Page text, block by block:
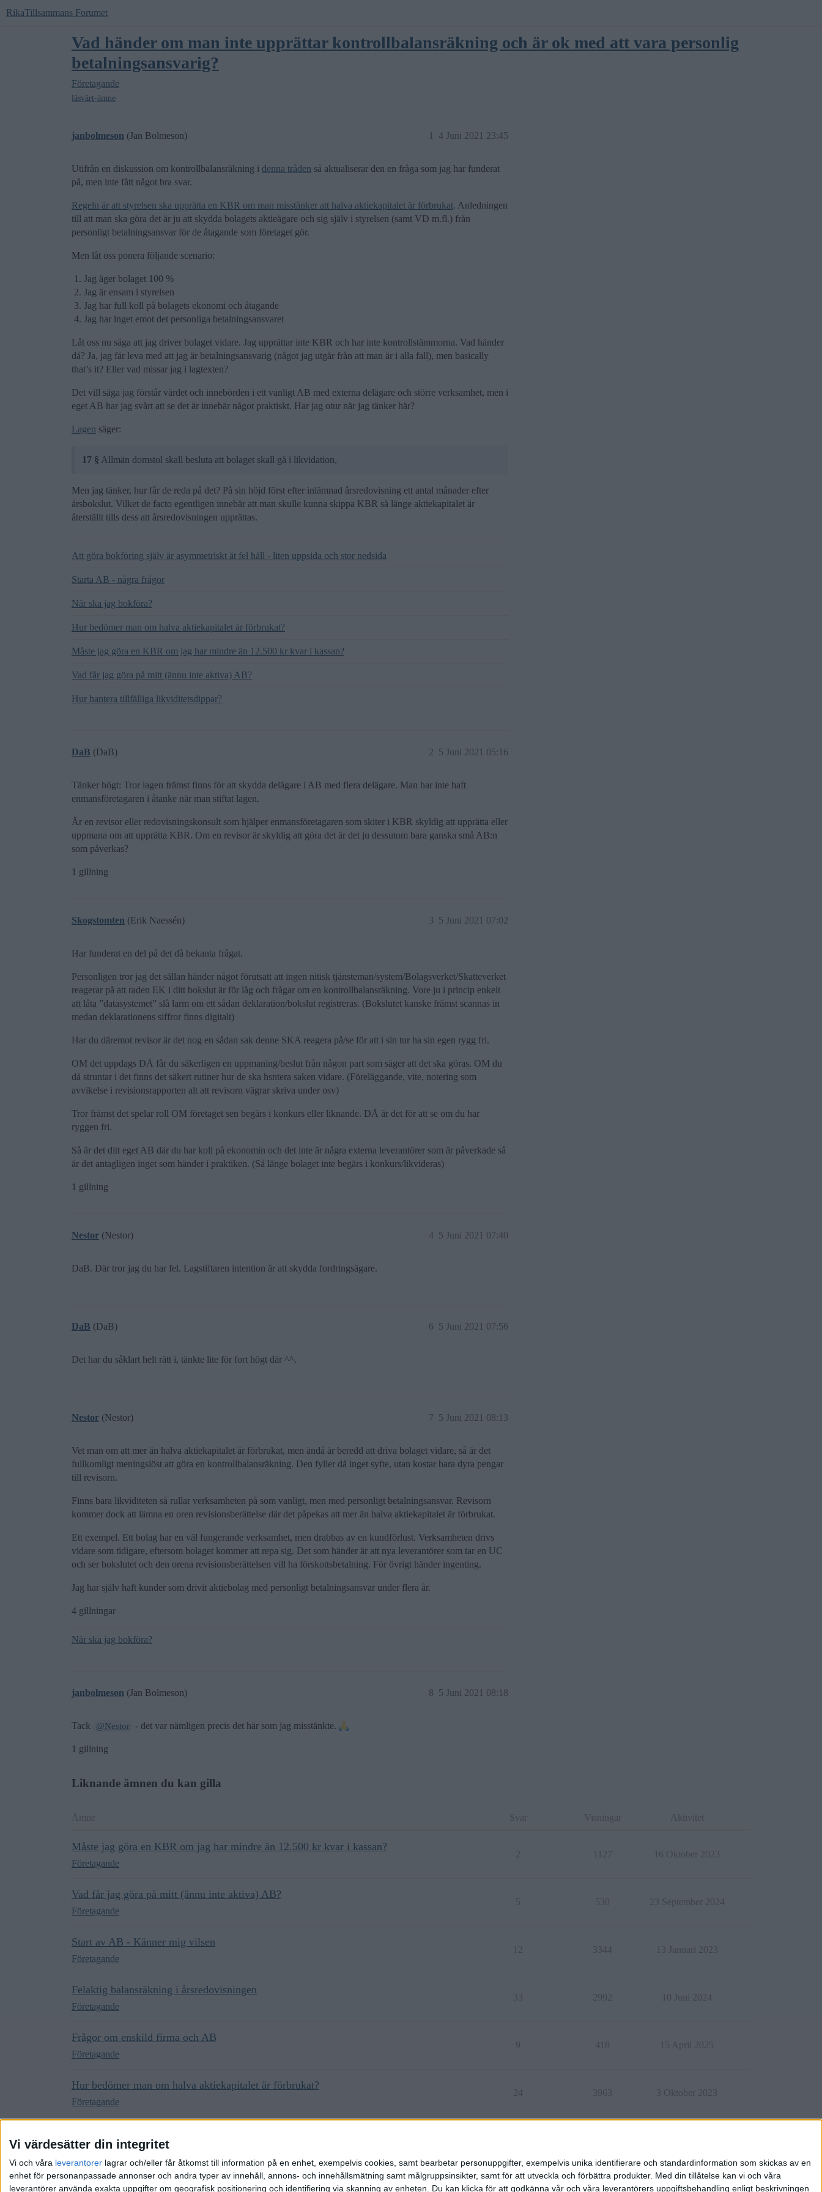
Vi värdesätter din integritet
Vi och våra leverantorer lagrar och/eller får åtkomst till information på en enhet, exempelvis cookies, samt bearbetar personuppgifter, exempelvis unika identifierare och standardinformation som skickas av en
enhet för personanpassade annonser och andra typer av innehåll, annons- och innehållsmätning samt målgruppsinsikter, samt för att utveckla och förbättra produkter. Med din tillåtelse kan vi och våra
leverantörer använda exakta uppgifter om geografisk positionering och identifiering via skanning av enheten. Du kan klicka för att godkänna vår och våra leverantörers uppgiftsbehandling enligt beskrivningen
RikaTillsammans Forumet
Vad händer om man inte upprättar kontrollbalansräkning och är ok med att vara personlig
betalningsansvarig?
Företagande
läsvärt-ämne
janbolmeson (Jan Bolmeson) 4 Juni 2021 23:45
1
Utifrån en diskussion om kontrollbalansräkning i denna tråden så aktualiserar den en fråga som jag har funderat
på, men inte fått något bra svar.
Regeln är att styrelsen ska upprätta en KBR om man misstänker att halva aktiekapitalet är förbrukat. Anledningen
till att man ska göra det är ju att skydda bolagets aktieägare och sig själv i styrelsen (samt VD m.fl.) från
personligt betalningsansvar för de åtagande som företaget gör.
Men låt oss ponera följande scenario:
Jag äger bolaget 100 %
Jag är ensam i styrelsen
Jag har full koll på bolagets ekonomi och åtagande
Jag har inget emot det personliga betalningsansvaret
Låt oss nu säga att jag driver bolaget vidare. Jag upprättar inte KBR och har inte kontrollstämmorna. Vad händer
då? Ja, jag får leva med att jag är betalningsansvarig (något jag utgår från att man är i alla fall), men basically
that’s it? Eller vad missar jag i lagtexten?
Det vill säga jag förstår värdet och innebörden i ett vanligt AB med externa delägare och större verksamhet, men i
eget AB har jag svårt att se det är innebär något praktiskt. Har jag otur när jag tänker här?
Lagen säger:
17 § Allmän domstol skall besluta att bolaget skall gå i likvidation,
Men jag tänker, hur får de reda på det? På sin höjd först efter inlämnad årsredovisning ett antal månader efter
årsbokslut. Vilket de facto egentligen innebär att man skulle kunna skippa KBR så länge aktiekapitalet är
återställt tills dess att årsredovisningen upprättas.
Att göra bokföring själv är asymmetriskt åt fel håll - liten uppsida och stor nedsida
Starta AB - några frågor
När ska jag bokföra?
Hur bedömer man om halva aktiekapitalet är förbrukat?
Måste jag göra en KBR om jag har mindre än 12.500 kr kvar i kassan?
Vad får jag göra på mitt (ännu inte aktiva) AB?
Hur hantera tillfälliga likviditetsdippar?
DaB (DaB) 5 Juni 2021 05:16
2
Tänker högt: Tror lagen främst finns för att skydda delägare i AB med flera delägare. Man har inte haft
enmansföretagaren i åtanke när man stiftat lagen.
Är en revisor eller redovisningskonsult som hjälper enmansföretagaren som skiter i KBR skyldig att upprätta eller
uppmana om att upprätta KBR. Om en revisor är skyldig att göra det är det ju dessutom bara ganska små AB:n
som påverkas?
1 gillning
Skogstomten (Erik Naessén) 5 Juni 2021 07:02
3
Har funderat en del på det då bekanta frågat.
Personligen tror jag det sällan händer något förutsatt att ingen nitisk tjänsteman/system/Bolagsverket/Skatteverket
reagerar på att raden EK i ditt bokslut är för låg och frågar om en kontrollbalansräkning. Vore ju i princip enkelt
att låta ”datasystemet” slå larm om ett sådan deklaration/bokslut registreras. (Bokslutet kanske främst scannas in
medan deklarationens siffror finns digitalt)
Har du däremot revisor är det nog en sådan sak denne SKA reagera på/se för att i sin tur ha sin egen rygg fri.
OM det uppdags DÅ får du säkerligen en uppmaning/beslut från någon part som säger att det ska göras. OM du
då struntar i det finns det säkert rutiner hur de ska hsntera saken vidare. (Föreläggande, vite, notering som
avvikelse i revisionsrapporten alt att revisorn vägrar skriva under osv)
Tror främst det spelar roll OM företaget sen begärs i konkurs eller liknande. DÅ är det för att se om du har
ryggen fri.
Så är det ditt eget AB där du har koll på ekonomin och det inte är några externa leverantörer som är påverkade så
är det antagligen inget som händer i praktiken. (Så länge bolaget inte begärs i konkurs/likvideras)
1 gillning
Nestor (Nestor) 5 Juni 2021 07:40
4
DaB. Där tror jag du har fel. Lagstiftaren intention är att skydda fordringsägare.
DaB (DaB) 5 Juni 2021 07:56
6
Det har du såklart helt rätt i, tänkte lite för fort högt där ^^.
Nestor (Nestor) 5 Juni 2021 08:13
7
Vet man om att mer än halva aktiekapitalet är förbrukat, men ändå är beredd att driva bolaget vidare, så är det
fullkomligt meningslöst att göra en kontrollbalansräkning. Den fyller då inget syfte, utan kostar bara dyra pengar
till revisorn.
Finns bara likviditeten så rullar verksamheten på som vanligt, men med personligt betalningsansvar. Revisorn
kommer dock att lämna en oren revisionsberättelse där det påpekas att mer än halva aktiekapitalet är förbrukat.
Ett exempel. Ett bolag har en väl fungerande verksamhet, men drabbas av en kundförlust. Verksamheten drivs
vidare som tidigare, eftersom bolaget kommer att repa sig. Det som händer är att nya leverantörer som tar en UC
och ser bokslutet och den orena revisionsberättelsen vill ha förskottsbetalning. För övrigt händer ingenting.
Jag har själv haft kunder som drivit aktiebolag med personligt betalningsansvar under flera år.
4 gillningar
När ska jag bokföra?
janbolmeson (Jan Bolmeson) 5 Juni 2021 08:18
8
Tack @Nestor - det var nämligen precis det här som jag misstänkte.
1 gillning
Liknande ämnen du kan gilla
Ämne Svar Visningar Aktivitet
Måste jag göra en KBR om jag har mindre än 12.500 kr kvar i kassan?
Företagande
1127 16 Oktober 2023
Vad får jag göra på mitt (ännu inte aktiva) AB?
Företagande
5 530 23 September 2024
Start av AB - Känner mig vilsen
Företagande
3344 13 Januari 2023
Felaktig balansräkning i årsredovisningen
Företagande
33 2992 10 Juni 2024
Frågor om enskild firma och AB
Företagande
9 418 15 April 2025
Hur bedömer man om halva aktiekapitalet är förbrukat?
Företagande
24 3963 3 Oktober 2023
Företagande